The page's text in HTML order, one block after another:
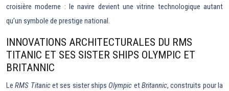
croisière moderne : le navire devient une vitrine technologique autant
qu’un symbole de prestige national.
INNOVATIONS ARCHITECTURALES DU RMS
TITANIC ET SES SISTER SHIPS OLYMPIC ET
BRITANNIC
LeRMS Titanicet ses sister ships Olympic etBritannic, construits pour la